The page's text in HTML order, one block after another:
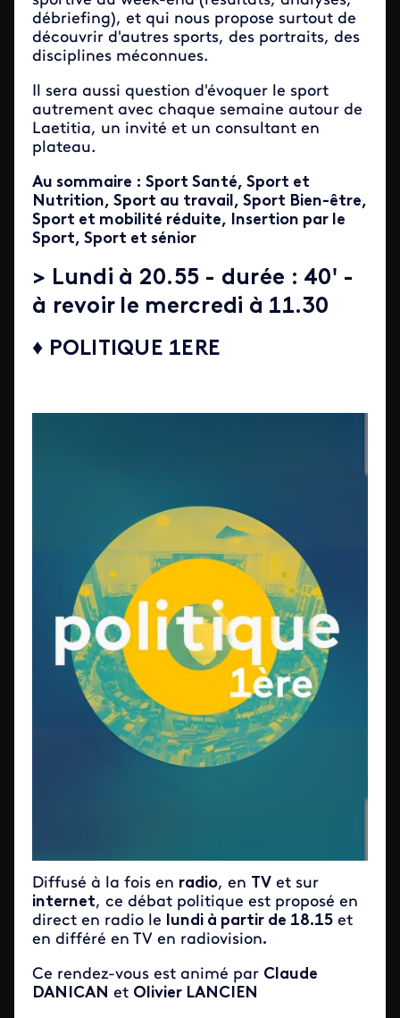
débriefing), et qui nous propose surtout de
découvrir d'autres sports, des portraits, des
disciplines méconnues.
Il sera aussi question d'évoquer le sport
autrement avec chaque semaine autour de
Laetitia, un invité et un consultant en
plateau.
Au sommaire : Sport Santé, Sport et
Nutrition, Sport au travail, Sport Bien-être,
Sport et mobilité réduite, Insertion par le
Sport, Sport et sénior
> Lundi à 20.55 - durée : 40' -
à revoir le mercredi à 11.30
♦ POLITIQUE 1ERE
Diffusé à la fois en radio, en TV et sur
internet, ce débat politique est proposé en
direct en radio le lundi à partir de 18.15 et
en différé en TV en radiovision.
Ce rendez-vous est animé par Claude
DANICAN et Olivier LANCIEN